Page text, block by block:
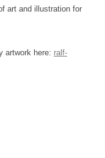
art and illustration for
artwork here: ralf-